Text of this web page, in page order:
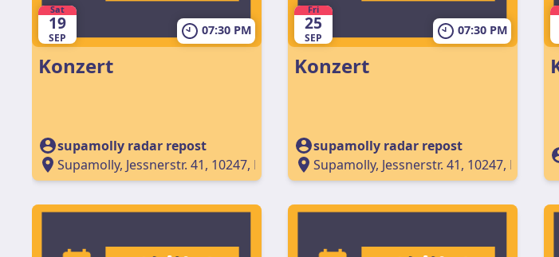
Sat
19
SEP
07:30 PM
Konzert
supamolly radar repost
Supamolly, Jessnerstr. 41, 10247, Berlin, Germany
Fri
25
SEP
07:30 PM
Konzert
supamolly radar repost
Supamolly, Jessnerstr. 41, 10247, Berlin,